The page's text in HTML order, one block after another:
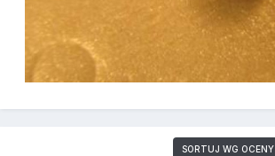
SORTUJ WG OCENY